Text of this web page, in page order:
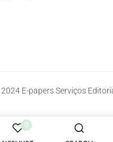
0
E-papers Serviços